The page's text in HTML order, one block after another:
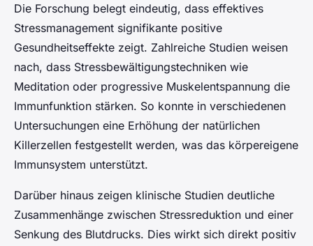
Die Forschung belegt eindeutig, dass effektives
Stressmanagement signifikante positive
Gesundheitseffekte zeigt. Zahlreiche Studien weisen
nach, dass Stressbewältigungstechniken wie
Meditation oder progressive Muskelentspannung die
Immunfunktion stärken. So konnte in verschiedenen
Untersuchungen eine Erhöhung der natürlichen
Killerzellen festgestellt werden, was das körpereigene
Immunsystem unterstützt.
Darüber hinaus zeigen klinische Studien deutliche
Zusammenhänge zwischen Stressreduktion und einer
Senkung des Blutdrucks. Dies wirkt sich direkt positiv